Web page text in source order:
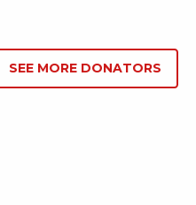
SEE MORE DONATORS